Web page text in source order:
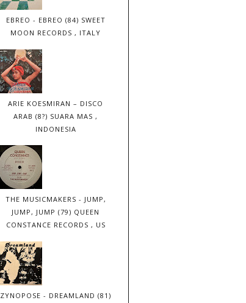
EBREO - EBREO (84) SWEET
MOON RECORDS , ITALY
ARIE KOESMIRAN – DISCO
ARAB (8?) SUARA MAS ,
INDONESIA
THE MUSICMAKERS - JUMP,
JUMP, JUMP (79) QUEEN
CONSTANCE RECORDS , US
ZYNOPOSE - DREAMLAND (81)